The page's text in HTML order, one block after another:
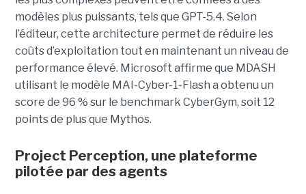
modèles plus puissants, tels que GPT-5.4. Selon
l’éditeur, cette architecture permet de réduire les
coûts d’exploitation tout en maintenant un niveau de
performance élevé. Microsoft affirme que MDASH
utilisant le modèle MAI-Cyber-1-Flash a obtenu un
score de 96 % sur le benchmark CyberGym, soit 12
points de plus que Mythos.
Project Perception, une plateforme
pilotée par des agents